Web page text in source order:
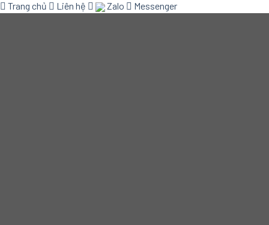
Trang chủ Liên hệ Zalo Messenger